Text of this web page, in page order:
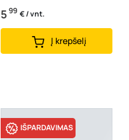
599 € / vnt.
Į krepšelį
IŠPARDAVIMAS